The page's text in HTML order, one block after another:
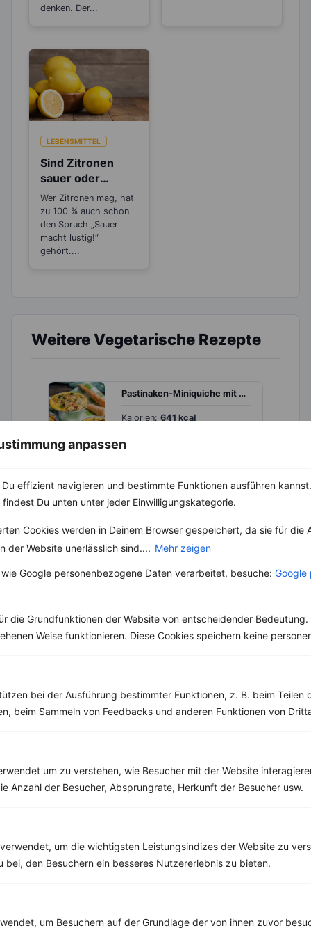
anpassen
effizient navigieren und bestimmte Funktionen ausführen
Du unten unter jeder Einwilligungskategorie.
Cookies werden in Deinem Browser gespeichert, da sie für die
der Website unerlässlich sind.... Mehr zeigen
Google personenbezogene Daten verarbeitet, besuche: Google
die Grundfunktionen der Website von entscheidender Bedeutung.
Weise funktionieren. Diese Cookies speichern keine
bei der Ausführung bestimmter Funktionen, z. B. beim Teilen
beim Sammeln von Feedbacks und anderen Funktionen von
um zu verstehen, wie Besucher mit der Website
Anzahl der Besucher, Absprungrate, Herkunft der Besucher usw.
um die wichtigsten Leistungsindizes der Website zu
bei, den Besuchern ein besseres Nutzererlebnis zu bieten.
um Besuchern auf der Grundlage der von ihnen zuvor
denken. Der...
LEBENSMITTEL
Sind Zitronen
sauer oder
basisch?
Wer Zitronen mag, hat
zu 100 % auch schon
den Spruch „Sauer
macht lustig!“
gehört....
Weitere Vegetarische Rezepte
‹ ›
Pastinaken-Miniquiche mit Tomaten und Spinat
Kalorien:641 kcal
Eiweiß:
Rezepte mit 400 bis 500 kcal
Rezepte
‹ ›
Fett:12 g